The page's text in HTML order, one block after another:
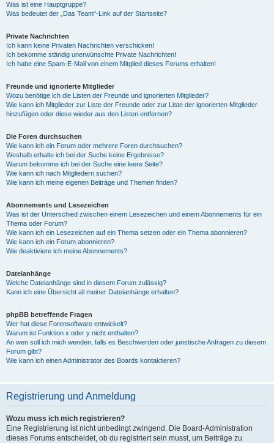
Was ist eine Hauptgruppe?
Was bedeutet der „Das Team“-Link auf der Startseite?
Private Nachrichten
Ich kann keine Privaten Nachrichten verschicken!
Ich bekomme ständig unerwünschte Private Nachrichten!
Ich habe eine Spam-E-Mail von einem Mitglied dieses Forums erhalten!
Freunde und ignorierte Mitglieder
Wozu benötige ich die Listen der Freunde und ignorierten Mitglieder?
Wie kann ich Mitglieder zur Liste der Freunde oder zur Liste der ignorierten Mitglieder
hinzufügen oder diese wieder aus den Listen entfernen?
Die Foren durchsuchen
Wie kann ich ein Forum oder mehrere Foren durchsuchen?
Weshalb erhalte ich bei der Suche keine Ergebnisse?
Warum bekomme ich bei der Suche eine leere Seite?
Wie kann ich nach Mitgliedern suchen?
Wie kann ich meine eigenen Beiträge und Themen finden?
Abonnements und Lesezeichen
Was ist der Unterschied zwischen einem Lesezeichen und einem Abonnements für ein
Thema oder Forum?
Wie kann ich ein Lesezeichen auf ein Thema setzen oder ein Thema abonnieren?
Wie kann ich ein Forum abonnieren?
Wie deaktiviere ich meine Abonnements?
Dateianhänge
Welche Dateianhänge sind in diesem Forum zulässig?
Kann ich eine Übersicht all meiner Dateianhänge erhalten?
phpBB betreffende Fragen
Wer hat diese Forensoftware entwickelt?
Warum ist Funktion x oder y nicht enthalten?
An wen soll ich mich wenden, falls es Beschwerden oder juristische Anfragen zu diesem
Forum gibt?
Wie kann ich einen Administrator des Boards kontaktieren?
Registrierung und Anmeldung
Wozu muss ich mich registrieren?
Eine Registrierung ist nicht unbedingt zwingend. Die Board-Administration
dieses Forums entscheidet, ob du registriert sein musst, um Beiträge zu